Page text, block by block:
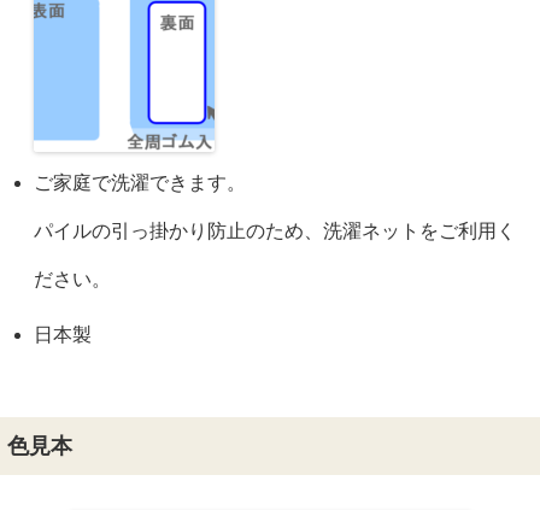
ご家庭で洗濯できます。
パイルの引っ掛かり防止のため、洗濯ネットをご利用く
ださい。
日本製
色見本